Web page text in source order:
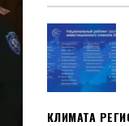
КЛИМАТА